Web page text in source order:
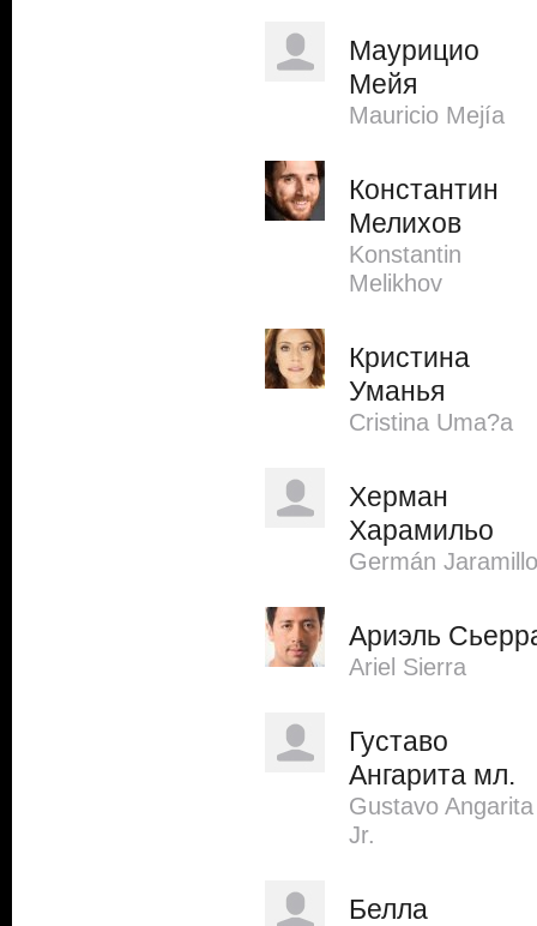
Маурицио
Мейя
Mauricio Mejía
Константин
Мелихов
Konstantin
Melikhov
Кристина
Уманья
Cristina Uma?a
Херман
Харамильо
Germán Jaramillo
Ариэль
Ariel Sierra
Густаво
Ангарита мл.
Gustavo Angarita
Jr.
Белла